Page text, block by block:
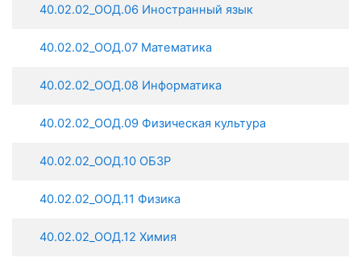
40.02.02_ООД.06 Иностранный язык
40.02.02_ООД.07 Математика
40.02.02_ООД.08 Информатика
40.02.02_ООД.09 Физическая культура
40.02.02_ООД.10 ОБЗР
40.02.02_ООД.11 Физика
40.02.02_ООД.12 Химия